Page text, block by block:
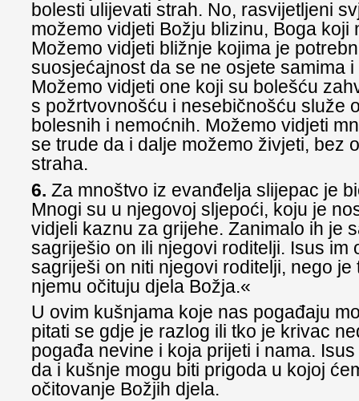
bolesti ulijevati strah. No, rasvijetljeni
možemo vidjeti Božju blizinu, Boga koji
Možemo vidjeti bližnje kojima je
suosjećajnost da se ne osjete samima
Možemo vidjeti one koji su bolešću
s požrtvovnošću i nesebičnošću služe
bolesnih i nemoćnih. Možemo vidjeti
se trude da i dalje možemo živjeti, bez
straha.
6. Za mnoštvo iz evanđelja slijepac je
Mnogi su u njegovoj sljepoći, koju je
vidjeli kaznu za grijehe. Zanimalo ih je
sagriješio on ili njegovi roditelji. Isus im
sagriješi on niti njegovi roditelji, nego je
njemu očituju djela Božja.«
U ovim kušnjama koje nas pogađaju
pitati se gdje je razlog ili tko je krivac
pogađa nevine i koja prijeti i nama.
da i kušnje mogu biti prigoda u kojoj
očitovanje Božjih djela.